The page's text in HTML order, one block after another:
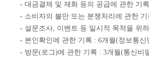
- 대금결제 및 재화 등의 공급에 관한 기
- 소비자의 불만 또는 분쟁처리에 관한
- 설문조사, 이벤트 등 일시적 목적을 위
- 본인확인에 관한 기록 : 6개월(정보통
- 방문(로그)에 관한 기록 : 3개월(통신비